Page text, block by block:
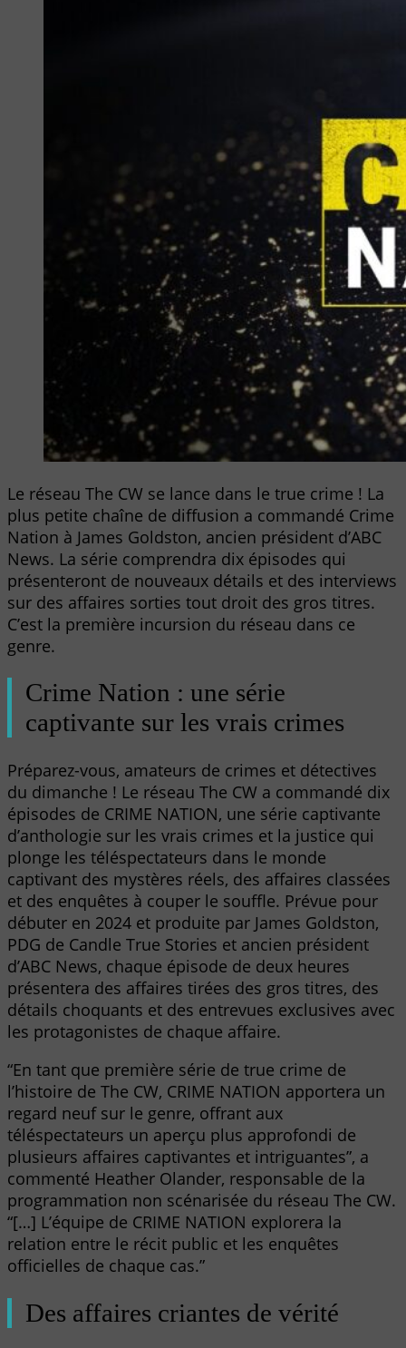
Le réseau The CW se lance dans le true crime ! La
plus petite chaîne de diffusion a commandé Crime
Nation à James Goldston, ancien président d’ABC
News. La série comprendra dix épisodes qui
présenteront de nouveaux détails et des interviews
sur des affaires sorties tout droit des gros titres.
C’est la première incursion du réseau dans ce
genre.
Crime Nation : une série
captivante sur les vrais crimes
Préparez-vous, amateurs de crimes et détectives
du dimanche ! Le réseau The CW a commandé dix
épisodes de CRIME NATION, une série captivante
d’anthologie sur les vrais crimes et la justice qui
plonge les téléspectateurs dans le monde
captivant des mystères réels, des affaires classées
et des enquêtes à couper le souffle. Prévue pour
débuter en 2024 et produite par James Goldston,
PDG de Candle True Stories et ancien président
d’ABC News, chaque épisode de deux heures
présentera des affaires tirées des gros titres, des
détails choquants et des entrevues exclusives avec
les protagonistes de chaque affaire.
“En tant que première série de true crime de
l’histoire de The CW, CRIME NATION apportera un
regard neuf sur le genre, offrant aux
téléspectateurs un aperçu plus approfondi de
plusieurs affaires captivantes et intriguantes”, a
commenté Heather Olander, responsable de la
programmation non scénarisée du réseau The CW.
“[…] L’équipe de CRIME NATION explorera la
relation entre le récit public et les enquêtes
officielles de chaque cas.”
Des affaires criantes de vérité